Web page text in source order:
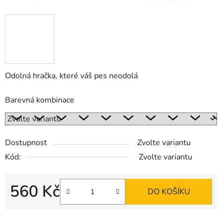
Odolná hračka, které váš pes neodolá
Barevná kombinace
Dostupnost
Zvolte variantu
Kód:
Zvolte variantu
560 Kč DO KOŠÍKU